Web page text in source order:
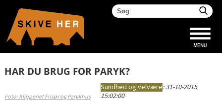
HAR DU BRUG FOR PARYK?
Foto: Klipperiet Frisør og Parykhus
Sundhed og velvære:31-10-2015
15:02:00